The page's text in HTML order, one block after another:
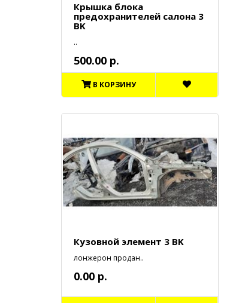
Крышка блока
предохранителей салона 3
BK
..
500.00 р.
В КОРЗИНУ
Кузовной элемент 3 BK
лонжерон продан..
0.00 р.